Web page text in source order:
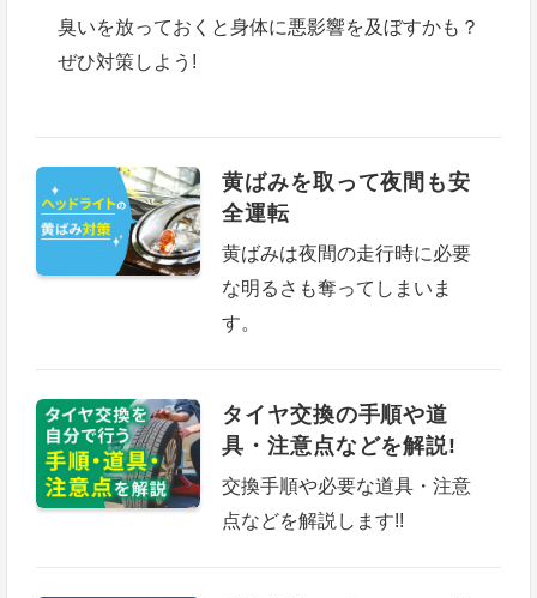
臭いを放っておくと身体に悪影響を及ぼすかも？
ぜひ対策しよう!
黄ばみを取って夜間も安
全運転
黄ばみは夜間の走行時に必要
な明るさも奪ってしまいま
す。
タイヤ交換の手順や道
具・注意点などを解説!
交換手順や必要な道具・注意
点などを解説します!!